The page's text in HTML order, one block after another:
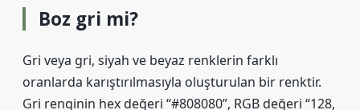
Boz gri mi?
Gri veya gri, siyah ve beyaz renklerin farklı
oranlarda karıştırılmasıyla oluşturulan bir renktir.
Gri renginin hex değeri “#808080”, RGB değeri “128,